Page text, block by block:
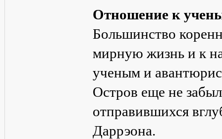
Отношение к
Большинство
мирную жизнь и к
ученым и
Остров еще не
отправившихся
Даррэона.